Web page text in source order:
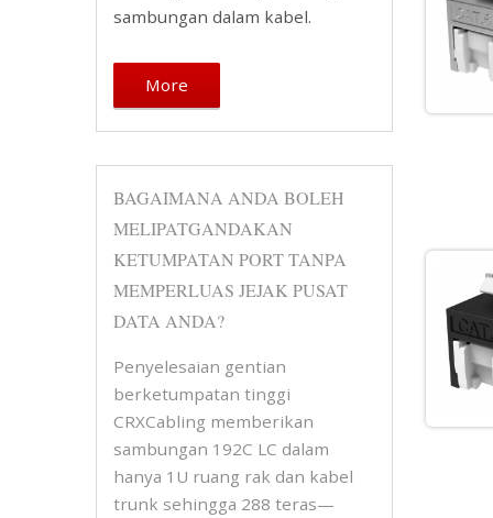
sambungan dalam kabel.
More
BAGAIMANA ANDA BOLEH
MELIPATGANDAKAN
KETUMPATAN PORT TANPA
MEMPERLUAS JEJAK PUSAT
DATA ANDA?
Penyelesaian gentian
berketumpatan tinggi
CRXCabling memberikan
sambungan 192C LC dalam
hanya 1U ruang rak dan kabel
trunk sehingga 288 teras—